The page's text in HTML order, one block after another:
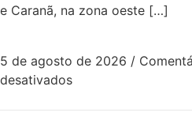
e Caranã, na zona oeste […]
5 de agosto de 2026 /
desativados